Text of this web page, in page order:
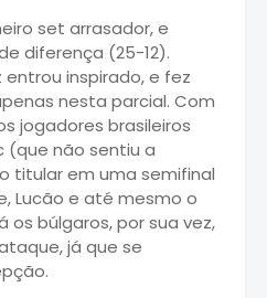
set arrasador, e
diferença (25-12).
inspirado, e fez
nesta parcial. Com
jogadores brasileiros
(que não sentiu a
titular em uma semifinal
Lucão e até mesmo o
os búlgaros, por sua vez,
já que se